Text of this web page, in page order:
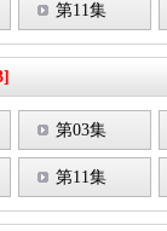
第11集
第03集
第11集